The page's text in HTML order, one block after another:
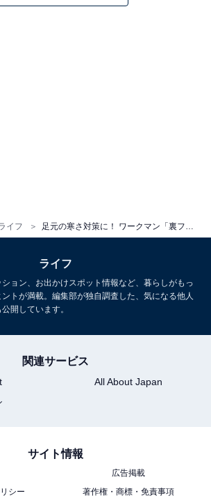
イフ
まり高くない
いました。デスクワークが中心の生活
足元の寒さ対策です。これまでワーク
ッポン」や「トレッドモックECO」な
ライフ
ョン、お出かけスポット情報など、暮らしがもっ
トが満載。編集部が独自調査した、気になる他人
開しています。
関連サービス
All About Japan
サイト情報
広告掲載
シー
著作権・商標・免責事項